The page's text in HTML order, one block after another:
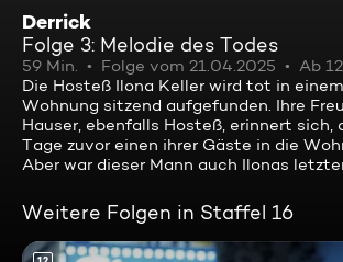
Derrick
Folge 3: Melodie des Todes
59 Min. Folge vom 21.04.2025
Ab 12
Die Hosteß Ilona Keller wird tot in
Wohnung sitzend aufgefunden. Ihre
Hauser, ebenfalls Hosteß, erinnert sich,
Tage zuvor einen ihrer Gäste in die
Aber war dieser Mann auch Ilonas
Weitere Folgen in Staffel 16